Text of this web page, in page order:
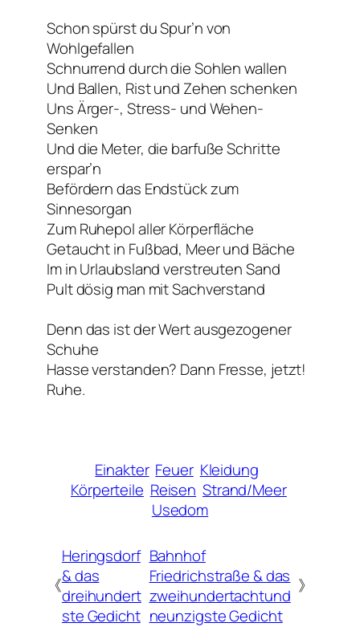
Schon spürst du Spur’n von
Wohlgefallen
Schnurrend durch die Sohlen wallen
Und Ballen, Rist und Zehen schenken
Uns Ärger-, Stress- und Wehen-
Senken
Und die Meter, die barfuße Schritte
erspar’n
Befördern das Endstück zum
Sinnesorgan
Zum Ruhepol aller Körperfläche
Getaucht in Fußbad, Meer und Bäche
Im in Urlaubsland verstreuten Sand
Pult dösig man mit Sachverstand
Denn das ist der Wert ausgezogener
Schuhe
Hasse verstanden? Dann Fresse, jetzt!
Ruhe.
Einakter Feuer Kleidung
Körperteile Reisen Strand/Meer
Usedom
《
Heringsdorf
& das
dreihundert
ste Gedicht
Bahnhof
Friedrichstraße & das
zweihundertachtund
neunzigste Gedicht
》